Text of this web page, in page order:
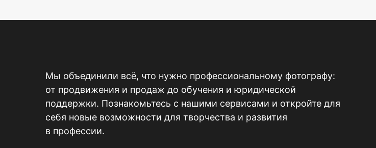
Мы объединили всё, что нужно профессиональному фотографу:
от продвижения и продаж до обучения и юридической
поддержки. Познакомьтесь с нашими сервисами и откройте для
себя новые возможности для творчества и развития
в профессии.